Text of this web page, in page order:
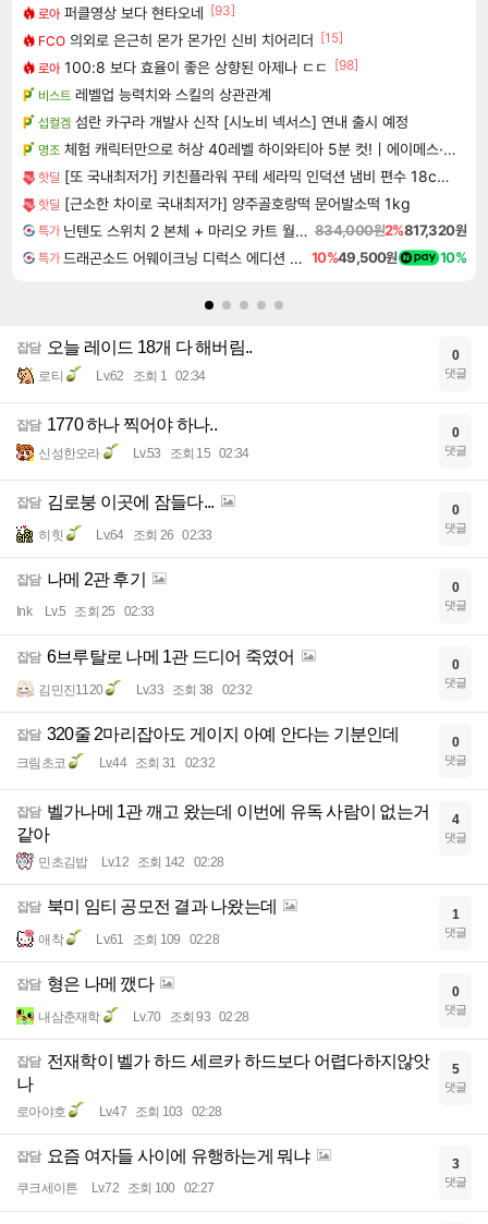
로아 퍼클영상 보다 현타오네 [93]
FCO 의외로 은근히 몬가 몬가인 신비 치어리더 [15]
로아 100:8 보다 효율이 좋은 상향된 아제나 ㄷㄷ
[98]
비스트 레벨업 능력치와 스킬의 상관관계
섭컬겜 섬란 카구라 개발사 신작 [시노비 넥서스] 연내 출시 예정
명조 체험 캐릭터만으로 허상 40레벨 하이와티아 5분 컷!｜에이메스·린네·모니에 명함
핫딜 [또 국내최저가] 키친플라워 꾸테 세라믹 인덕션 냄비 편수 18cm x 2개
핫딜 [근소한 차이로 국내최저가] 양주골호랑떡 문어발소떡 1kg
특가 닌텐도 스위치 2 본체 + 마리오 카트 월드 + 포켓몬 포코피아 번들 834,000원2%817,320원
특가 드래곤소드 어웨이크닝 디럭스 에디션 DragonSword Awakening Deluxe Edition 10%49,500원 10%
잡담 오늘 레이드 18개 다 해버림..
로티 Lv.62 조회 1 02:34
0
댓글
잡담 1770 하나 찍어야 하나..
신성한오라 Lv.53 조회 15 02:34
0
댓글
잡담 김로붕 이곳에 잠들다...
히힛 Lv.64 조회 26 02:33
0
댓글
잡담 나메 2관 후기
Ink Lv.5 조회 25 02:33
0
댓글
잡담 6브루탈로 나메 1관 드디어 죽였어
김민진1120 Lv.33 조회 38 02:32
0
댓글
잡담 320줄 2마리잡아도 게이지 아예 안다는 기분인데
크림초코 Lv.44 조회 31 02:32
0
댓글
잡담 벨가나메 1관 깨고 왔는데 이번에 유독 사람이 없는거
같아
민초김밥 Lv.12 조회 142 02:28
4
댓글
잡담 북미 임티 공모전 결과 나왔는데
애착 Lv.61 조회 109 02:28
1
댓글
잡담 형은 나메 깼다
내삼춘재학 Lv.70 조회 93 02:28
0
댓글
잡담 전재학이 벨가 하드 세르카 하드보다 어렵다하지않앗
나
로아야호 Lv.47 조회 103 02:28
5
댓글
잡담 요즘 여자들 사이에 유행하는게 뭐냐
쿠크세이튼 Lv.72 조회 100 02:27
3
댓글